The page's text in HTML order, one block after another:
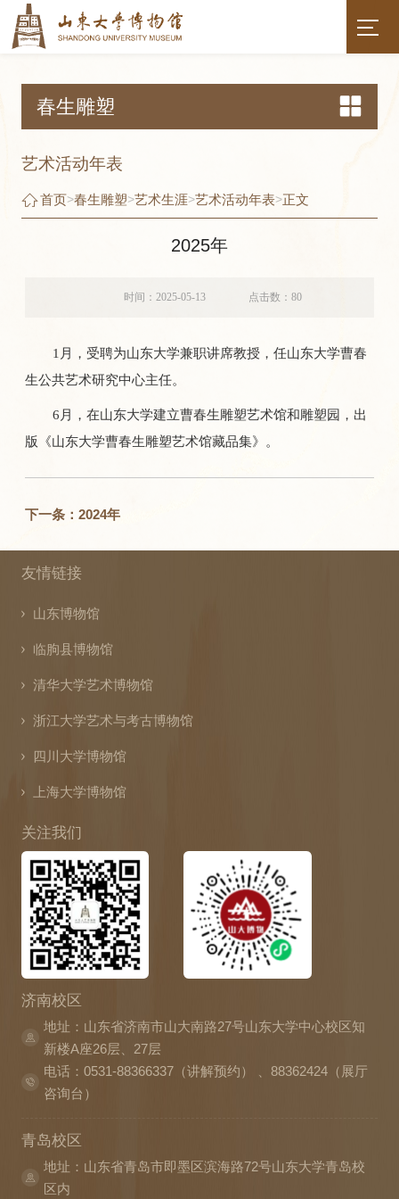
春生雕塑
艺术活动年表
首页>春生雕塑>艺术生涯>艺术活动年表>正文
2025年
时间：2025-05-13 点击数：80
1月，受聘为山东大学兼职讲席教授，任山东大学曹春
生公共艺术研究中心主任。
6月，在山东大学建立曹春生雕塑艺术馆和雕塑园，出
版《山东大学曹春生雕塑艺术馆藏品集》。
下一条：2024年
友情链接
山东博物馆
临朐县博物馆
清华大学艺术博物馆
浙江大学艺术与考古博物馆
四川大学博物馆
上海大学博物馆
关注我们
济南校区
地址：山东省济南市山大南路27号山东大学中心校区知
新楼A座26层、27层
电话：0531-88366337（讲解预约） 、88362424（展厅
咨询台）
青岛校区
地址：山东省青岛市即墨区滨海路72号山东大学青岛校
区内